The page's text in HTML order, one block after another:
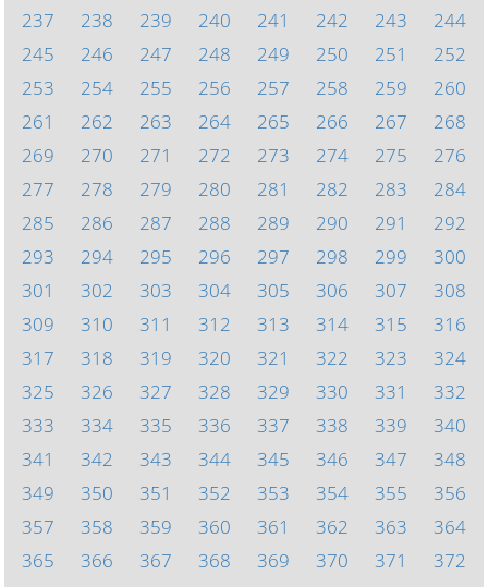
237
238 239 240 241 242 243
244
245
246 247 248 249 250 251
252
253
254 255 256 257 258 259
260
261
262 263 264 265 266 267
268
269
270 271 272 273 274 275
276
277
278 279 280 281 282 283
284
285
286 287 288 289 290 291
292
293
294 295 296 297 298 299
300
301
302 303 304 305 306 307
308
309
310 311 312 313 314 315
316
317
318 319 320 321 322 323
324
325
326 327 328 329 330 331
332
333
334 335 336 337 338 339
340
341
342 343 344 345 346 347
348
349
350 351 352 353 354 355
356
357
358 359 360 361 362 363
364
365
366 367 368 369 370 371
372